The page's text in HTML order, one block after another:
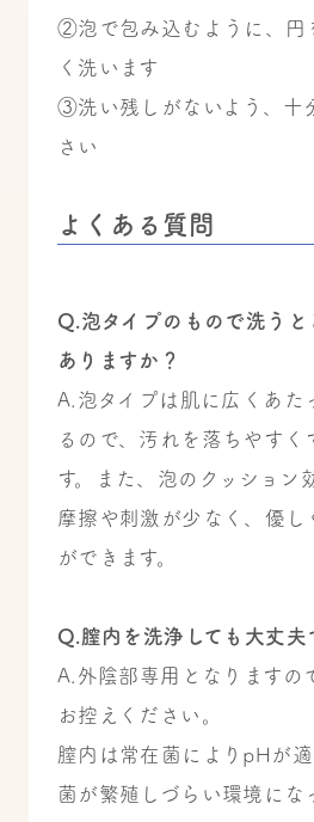
②泡で包み込むように、円
く洗います
③洗い残しがないよう、十
さい
よくある質問
Q.泡タイプのもので洗うと
ありますか？
A.泡タイプは肌に広くあた
るので、汚れを落ちやすく
す。また、泡のクッション
摩擦や刺激が少なく、優し
ができます。
Q.膣内を洗浄しても大丈夫
A.外陰部専用となりますの
お控えください。
膣内は常在菌によりpHが
菌が繁殖しづらい環境にな